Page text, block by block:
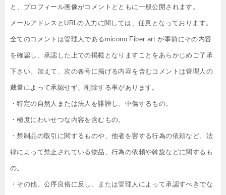
と、プロフィール画像がコメントとともに一般公開されます。
メールアドレスとURLの入力に関しては、任意となっております。
全てのコメントは管理人であるmicono Fiber art が事前にその内容
を確認し、承認した上での掲載となりますことをあらかじめご了承
下さい。加えて、次の各号に掲げる内容を含むコメントは管理人の
裁量によって承認せず、削除する事があります。
・特定の自然人または法人を誹謗し、中傷するもの。
・極度にわいせつな内容を含むもの。
・禁制品の取引に関するものや、他者を害する行為の依頼など、法
律によって禁止されている物品、行為の依頼や斡旋などに関するも
の。
・その他、公序良俗に反し、または管理人によって承認すべきでな